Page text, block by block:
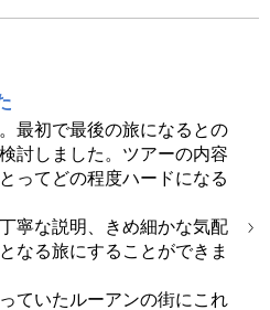
最初で最後の旅になるとの
討しました。ツアーの内容
ってどの程度ハードになる
寧な説明、きめ細かな気配
なる旅にすることができま
ていたルーアンの街にこれ